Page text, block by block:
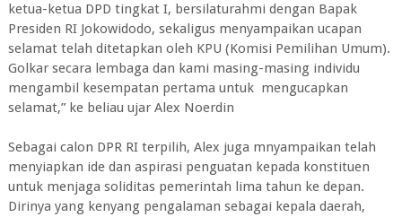
ketua-ketua DPD tingkat I, bersilaturahmi dengan Bapak
Presiden RI Jokowidodo, sekaligus menyampaikan ucapan
selamat telah ditetapkan oleh KPU (Komisi Pemilihan Umum).
Golkar secara lembaga dan kami masing-masing individu
mengambil kesempatan pertama untuk mengucapkan
selamat,” ke beliau ujar Alex Noerdin
Sebagai calon DPR RI terpilih, Alex juga mnyampaikan telah
menyiapkan ide dan aspirasi penguatan kepada konstituen
untuk menjaga soliditas pemerintah lima tahun ke depan.
Dirinya yang kenyang pengalaman sebagai kepala daerah,